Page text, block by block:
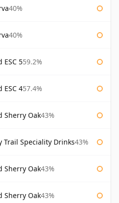
40%
40%
ESC 559.2%
ESC 457.4%
Sherry Oak43%
Trail Speciality Drinks43%
Sherry Oak43%
Sherry Oak43%